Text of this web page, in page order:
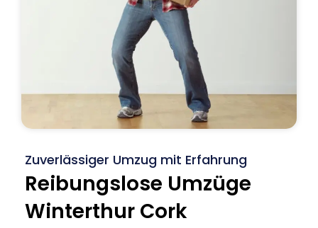
Zuverlässiger Umzug mit Erfahrung
Reibungslose Umzüge
Winterthur Cork